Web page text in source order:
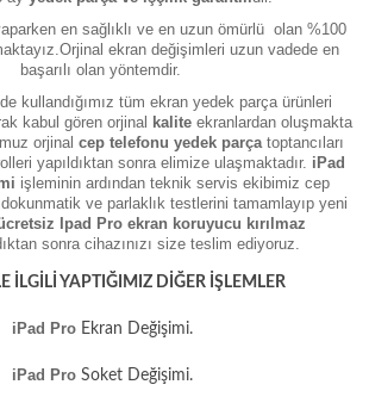
en sağlıklı ve en uzun ömürlü olan %100
.Orjinal ekran değişimleri uzun vadede en
başarılı olan yöntemdir.
kullandığımız tüm ekran yedek parça ürünleri
kabul gören orjinal kalite ekranlardan oluşmakta
orjinal cep telefonu yedek parça toptancıları
yapıldıktan sonra elimize ulaşmaktadır. iPad
işleminin ardından teknik servis ekibimiz cep
dokunmatik ve parlaklık testlerini tamamlayıp yeni
Ipad Pro ekran koruyucu kırılmaz
sonra cihazınızı size teslim ediyoruz.
İLGİLİ YAPTIĞIMIZ DİĞER İŞLEMLER
iPad Pro Ekran Değişimi.
iPad Pro Soket Değişimi.